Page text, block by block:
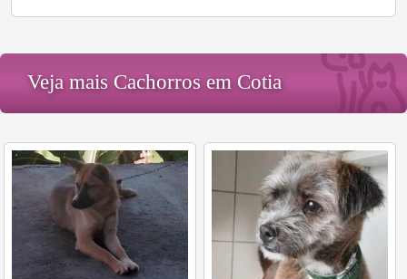
Veja mais Cachorros em Cotia